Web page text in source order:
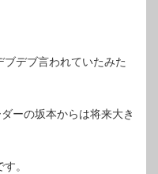
デブ言われていたみた
ーの坂本からは将来大き
。